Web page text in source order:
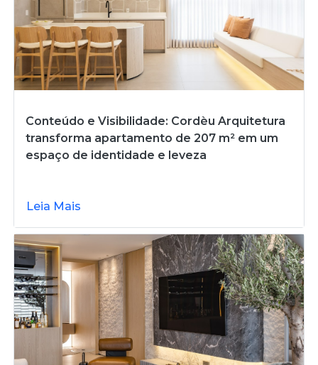
Conteúdo e Visibilidade: Cordèu Arquitetura
transforma apartamento de 207 m² em um
espaço de identidade e leveza
Leia Mais